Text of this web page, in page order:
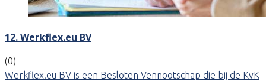
12. Werkflex.eu BV
(0)
Werkflex.eu BV is een Besloten Vennootschap die bij de KvK